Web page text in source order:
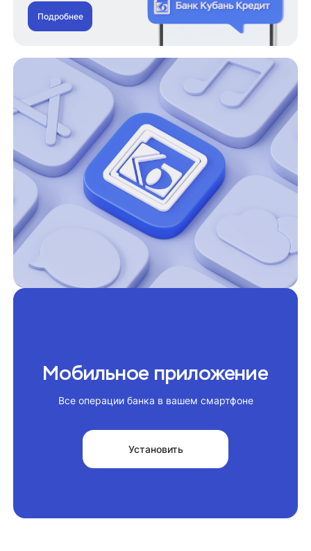
Подробнее
Мобильное приложение
Все операции банка в вашем смартфоне
Установить